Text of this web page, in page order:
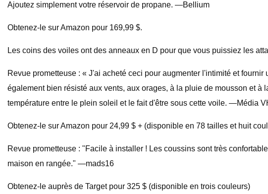
Ajoutez simplement votre réservoir de propane. —Bellium
Obtenez-le sur Amazon pour 169,99 $.
Les coins des voiles ont des anneaux en D pour que vous puissiez les
Revue prometteuse : « J'ai acheté ceci pour augmenter l'intimité et
également bien résisté aux vents, aux orages, à la pluie de mousson et
température entre le plein soleil et le fait d'être sous cette voile. —Média
Obtenez-le sur Amazon pour 24,99 $ + (disponible en 78 tailles et huit
Revue prometteuse : "Facile à installer ! Les coussins sont très
maison en rangée." —mads16
Obtenez-le auprès de Target pour 325 $ (disponible en trois couleurs)